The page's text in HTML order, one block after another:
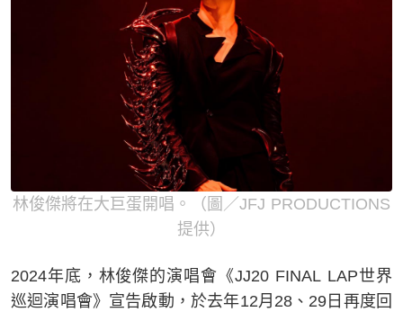
林俊傑將在大巨蛋開唱。（圖／JFJ PRODUCTIONS
提供）
2024年底，林俊傑的演唱會《JJ20 FINAL LAP世界
巡迴演唱會》宣告啟動，於去年12月28、29日再度回